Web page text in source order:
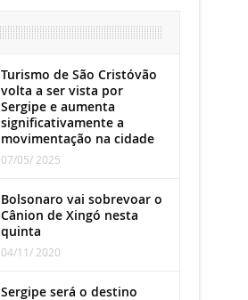
Turismo de São Cristóvão
volta a ser vista por
Sergipe e aumenta
significativamente a
movimentação na cidade
07/05/ 2025
Bolsonaro vai sobrevoar o
Cânion de Xingó nesta
quinta
04/11/ 2020
Sergipe será o destino